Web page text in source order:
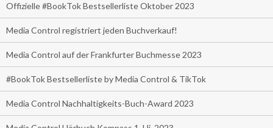
Offizielle #BookTok Bestsellerliste Oktober 2023
Media Control registriert jeden Buchverkauf!
Media Control auf der Frankfurter Buchmesse 2023
#BookTok Bestsellerliste by Media Control & TikTok
Media Control Nachhaltigkeits-Buch-Award 2023